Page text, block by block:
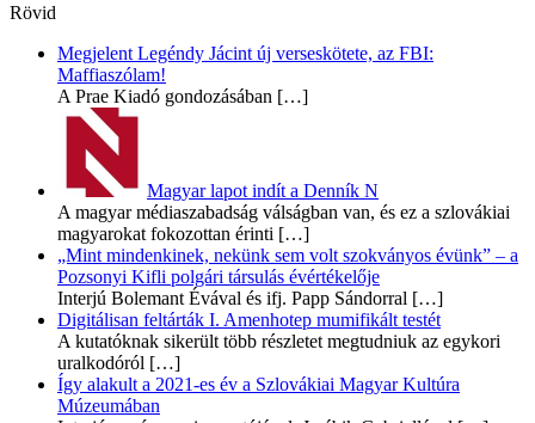
Rövid
Megjelent Legéndy Jácint új verseskötete, az FBI:
Maffiaszólam!
A Prae Kiadó gondozásában […]
Magyar lapot indít a Denník N
A magyar médiaszabadság válságban van, és ez a szlovákiai
magyarokat fokozottan érinti […]
„Mint mindenkinek, nekünk sem volt szokványos évünk” – a
Pozsonyi Kifli polgári társulás évértékelője
Interjú Bolemant Évával és ifj. Papp Sándorral […]
Digitálisan feltárták I. Amenhotep mumifikált testét
A kutatóknak sikerült több részletet megtudniuk az egykori
uralkodóról […]
Így alakult a 2021-es év a Szlovákiai Magyar Kultúra
Múzeumában